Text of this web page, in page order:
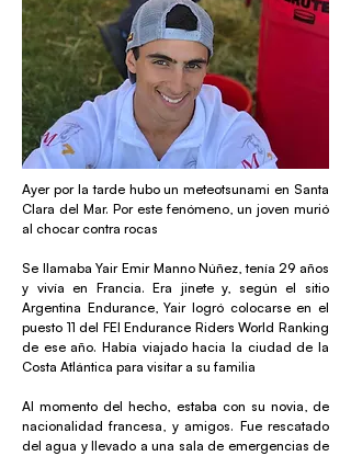
Ayer por la tarde hubo un meteotsunami en Santa
Clara del Mar. Por este fenómeno, un joven murió
al chocar contra rocas
Se llamaba Yair Emir Manno Núñez, tenía 29 años
y vivía en Francia. Era jinete y, según el sitio
Argentina Endurance, Yair logró colocarse en el
puesto 11 del FEI Endurance Riders World Ranking
de ese año. Había viajado hacia la ciudad de la
Costa Atlántica para visitar a su familia
Al momento del hecho, estaba con su novia, de
nacionalidad francesa, y amigos. Fue rescatado
del agua y llevado a una sala de emergencias de